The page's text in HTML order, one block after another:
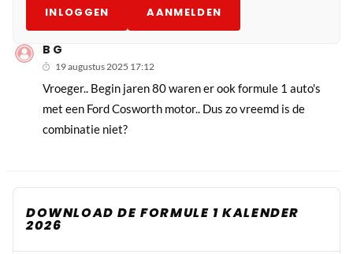
INLOGGEN AANMELDEN
B G
19 augustus 2025 17:12
Vroeger.. Begin jaren 80 waren er ook formule 1 auto's
met een Ford Cosworth motor.. Dus zo vreemd is de
combinatie niet?
DOWNLOAD DE FORMULE 1 KALENDER
2026